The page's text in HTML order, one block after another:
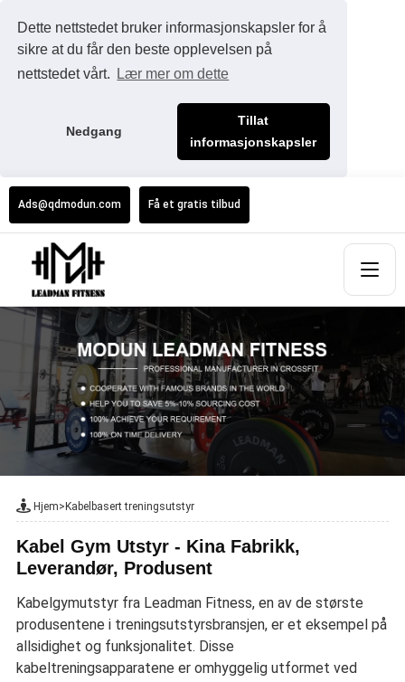
Dette nettstedet bruker informasjonskapsler for å
sikre at du får den beste opplevelsen på
nettstedet vårt.
Lær mer om dette
Nedgang
Tillat
informasjonskapsler
Ads@qdmodun.com Få et gratis tilbud
Hjem>Kabelbasert treningsutstyr
Kabel Gym Utstyr - Kina Fabrikk,
Leverandør, Produsent
Kabelgymutstyr fra Leadman Fitness, en av de største
produsentene i treningsutstyrsbransjen, er et eksempel på
allsidighet og funksjonalitet. Disse
kabeltreningsapparatene er omhyggelig utformet ved